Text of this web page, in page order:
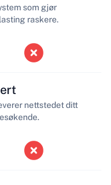
som gjør
raskere.
nettstedet ditt